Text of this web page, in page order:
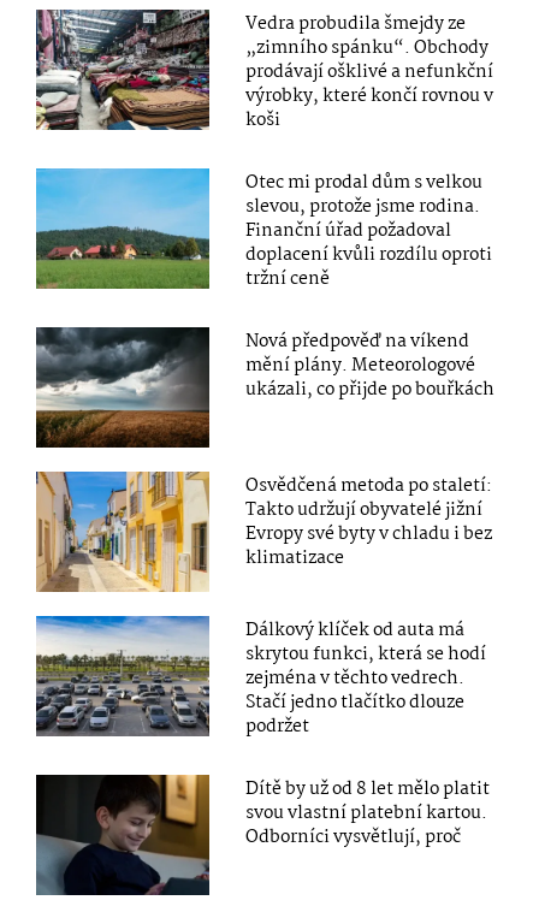
Vedra probudila šmejdy ze
„zimního spánku“. Obchody
prodávají ošklivé a nefunkční
výrobky, které končí rovnou v
koši
Otec mi prodal dům s velkou
slevou, protože jsme rodina.
Finanční úřad požadoval
doplacení kvůli rozdílu oproti
tržní ceně
Nová předpověď na víkend
mění plány. Meteorologové
ukázali, co přijde po bouřkách
Osvědčená metoda po staletí:
Takto udržují obyvatelé jižní
Evropy své byty v chladu i bez
klimatizace
Dálkový klíček od auta má
skrytou funkci, která se hodí
zejména v těchto vedrech.
Stačí jedno tlačítko dlouze
podržet
Dítě by už od 8 let mělo platit
svou vlastní platební kartou.
Odborníci vysvětlují, proč